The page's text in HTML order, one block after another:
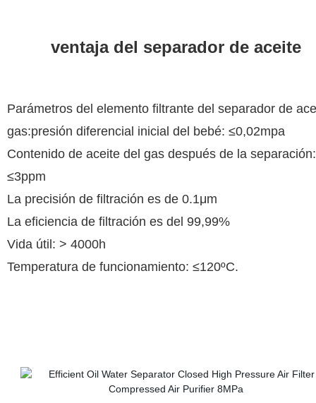
ventaja del separador de aceite
Parámetros del elemento filtrante del separador de
gas:presión diferencial inicial del bebé: ≤0,02mpa
Contenido de aceite del gas después de la separación:
≤3ppm
La precisión de filtración es de 0.1μm
La eficiencia de filtración es del 99,99%
Vida útil: > 4000h
Temperatura de funcionamiento: ≤120ºC.